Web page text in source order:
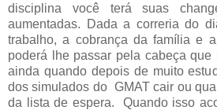
disciplina você terá suas
aumentadas. Dada a correria do
trabalho, a cobrança da família e
poderá lhe passar pela cabeça
ainda quando depois de muito
dos simulados do GMAT cair ou
da lista de espera. Quando isso